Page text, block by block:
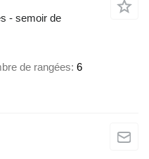
- semoir de
de rangées 6